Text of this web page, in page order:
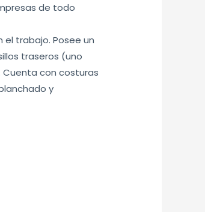
de todo
trabajo. Posee un
traseros (uno
Cuenta con costuras
y